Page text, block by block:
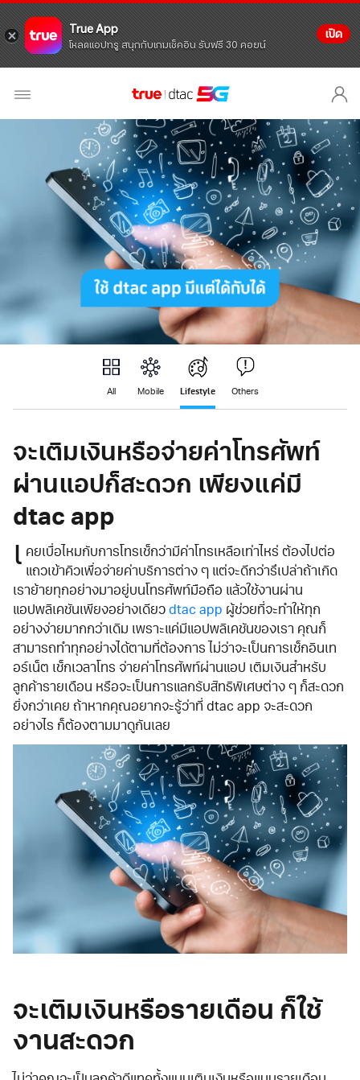
True App
โหลดแอปทรู สนุกกับเกมเช็คอิน รับฟรี 30 คอยน์
เปิด
All Mobile Lifestyle Others
จะเติมเงินหรือจ่ายค่าโทรศัพท์
ผ่านแอปก็สะดวก เพียงแค่มี
dtac app
เ คยเบื่อไหมกับการโทรเช็กว่ามีค่าโทรเหลือเท่าไหร่ ต้องไปต่อ
แถวเข้าคิวเพื่อจ่ายค่าบริการต่าง ๆ แต่จะดีกว่ารึเปล่าถ้าเกิด
เราย้ายทุกอย่างมาอยู่บนโทรศัพท์มือถือ แล้วใช้งานผ่าน
แอปพลิเคชันเพียงอย่างเดียว dtac app ผู้ช่วยที่จะทำให้ทุก
อย่างง่ายมากกว่าเดิม เพราะแค่มีแอปพลิเคชันของเรา คุณก็
สามารถทำทุกอย่างได้ตามที่ต้องการ ไม่ว่าจะเป็นการเช็กอินเท
อร์เน็ต เช็กเวลาโทร จ่ายค่าโทรศัพท์ผ่านแอป เติมเงินสำหรับ
ลูกค้ารายเดือน หรือจะเป็นการแลกรับสิทธิพิเศษต่าง ๆ ก็สะดวก
ยิ่งกว่าเคย ถ้าหากคุณอยากจะรู้ว่าที่ dtac app จะสะดวก
อย่างไร ก็ต้องตามมาดูกันเลย
จะเติมเงินหรือรายเดือน ก็ใช้
งานสะดวก